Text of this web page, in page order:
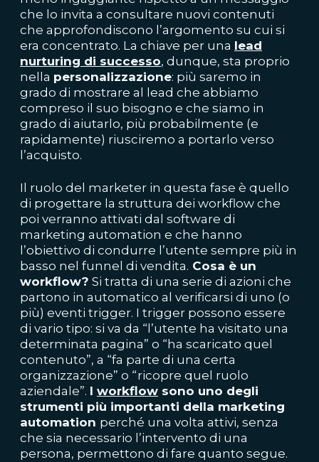
che lo invita a consultare nuovi contenuti
che approfondiscono l’argomento su cui si
era concentrato. La chiave per una lead
nurturing di successo, dunque, sta proprio
nella personalizzazione: più saremo in
grado di mostrare al lead che abbiamo
compreso il suo bisogno e che siamo in
grado di aiutarlo, più probabilmente (e
rapidamente) riusciremo a portarlo verso
l’acquisto.
Il ruolo del marketer in questa fase è quello
di progettare la struttura dei workflow che
poi verranno attivati dal software di
marketing automation e che hanno
l’obiettivo di condurre l’utente sempre più in
basso nel funnel di vendita. Cosa è un
workflow? Si tratta di una serie di azioni che
partono in automatico al verificarsi di uno (o
più) eventi trigger. I trigger possono essere
di vario tipo: si va da “l’utente ha visitato una
determinata pagina” o “ha scaricato quel
contenuto”, a “fa parte di una certa
organizzazione” o “ricopre quel ruolo
aziendale”. I workflow sono uno degli
strumenti più importanti della marketing
automation perché una volta attivi, senza
che sia necessario l’intervento di una
persona, permettono di fare quanto segue.